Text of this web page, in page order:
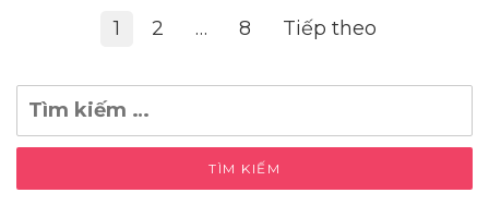
Điều
hướng
bài
viết
1 2 … 8 Tiếp theo
Tìm
kiếm
cho: